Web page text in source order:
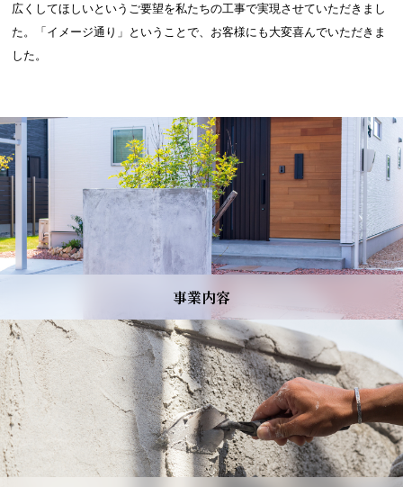
広くしてほしいというご要望を私たちの工事で実現させていただきまし
た。「イメージ通り」ということで、お客様にも大変喜んでいただきま
した。
事業内容